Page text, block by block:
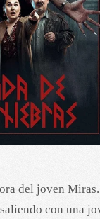
del joven
con una